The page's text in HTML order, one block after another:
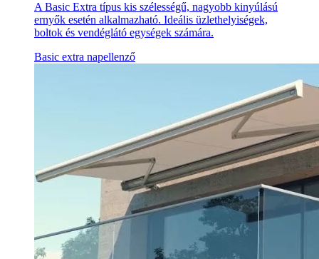
A Basic Extra típus kis szélességű, nagyobb kinyúlású
ernyők esetén alkalmazható. Ideális üzlethelyiségek,
boltok és vendéglátó egységek számára.
Basic extra napellenző